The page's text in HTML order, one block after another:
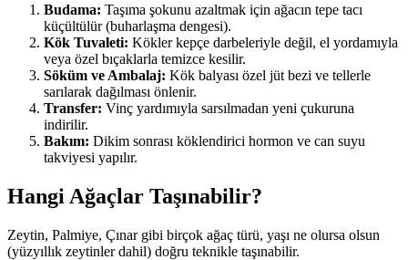
Budama: Taşıma şokunu azaltmak için ağacın tepe tacı
küçültülür (buharlaşma dengesi).
Kök Tuvaleti: Kökler kepçe darbeleriyle değil, el yordamıyla
veya özel bıçaklarla temizce kesilir.
Söküm ve Ambalaj: Kök balyası özel jüt bezi ve tellerle
sarılarak dağılması önlenir.
Transfer: Vinç yardımıyla sarsılmadan yeni çukuruna
indirilir.
Bakım: Dikim sonrası köklendirici hormon ve can suyu
takviyesi yapılır.
Hangi Ağaçlar Taşınabilir?
Zeytin, Palmiye, Çınar gibi birçok ağaç türü, yaşı ne olursa olsun
(yüzyıllık zeytinler dahil) doğru teknikle taşınabilir.